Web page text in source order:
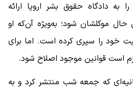
به دادگاه حقوق بشر اروپا ارائه
موکلشان شود؛ به‌ویژه آن‌که او
محکومیت خود را سپری کرده است. اما برای
است قوانین موجود اصلاح شود.
که جمعه شب منتشر کرد و به